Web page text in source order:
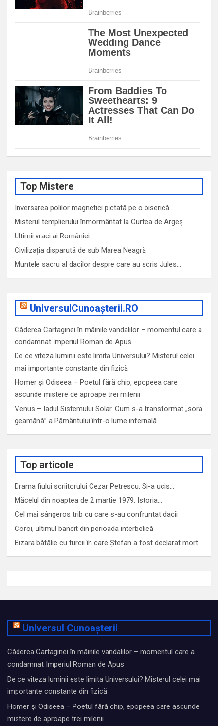
Top Mistere
Inversarea polilor magnetici pictată pe o biserică…
Misterul templierului înmormântat la Curtea de Argeș
Ultimii vraci ai României
Civilizația disparută de sub Marea Neagră
Muntele sacru al dacilor despre care au scris Jules…
UniversulCunoașterii.RO
Căderea Cartaginei în mâinile vandalilor – momentul care a
condamnat Imperiul Roman de Apus
De ce viteza luminii este limita Universului? Misterul celei
mai importante constante din fizică
Homer și Odiseea – Poetul fără chip, epopeea care
ascunde mistere de aproape trei milenii
Venus – Iadul Sistemului Solar. Cum s-a transformat „sora
geamănă” a Pământului într-o lume infernală
Top articole
Drama fiului scriitorului Cezar Petrescu. Si-a ucis…
Măcelul din noaptea de 2 martie 1979. Istoria…
Cel mai sângeros trib cu care s-au confruntat dacii
Coroi, ultimul bandit din perioada interbelică
Bizara bătălie cu turcii în care Ștefan a fost declarat mort
Universul Cunoașterii
Căderea Cartaginei în mâinile vandalilor – momentul care a
condamnat Imperiul Roman de Apus
De ce viteza luminii este limita Universului? Misterul celei mai
importante constante din fizică
Homer și Odiseea – Poetul fără chip, epopeea care ascunde
mistere de aproape trei milenii